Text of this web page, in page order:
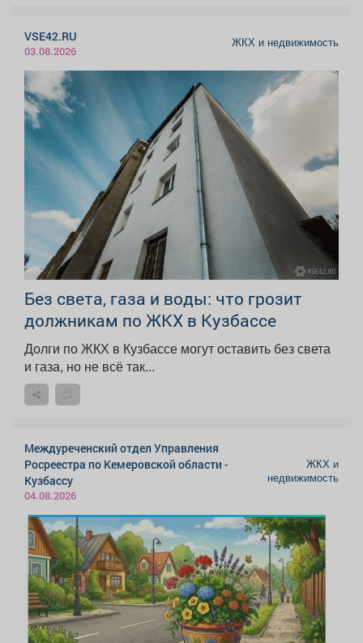
VSE42.RU
03.08.2026
ЖКХ и недвижимость
Без света, газа и воды: что грозит
должникам по ЖКХ в Кузбассе
Долги по ЖКХ в Кузбассе могут оставить без света
и газа, но не всё так...
Междуреченский отдел Управления
Росреестра по Кемеровской области -
Кузбассу
04.08.2026
ЖКХ и
недвижимость